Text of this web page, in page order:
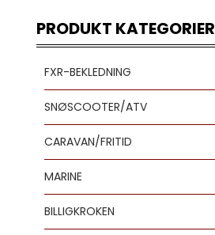
PRODUKT KATEGORIER
FXR-BEKLEDNING
SNØSCOOTER/ATV
CARAVAN/FRITID
MARINE
BILLIGKROKEN